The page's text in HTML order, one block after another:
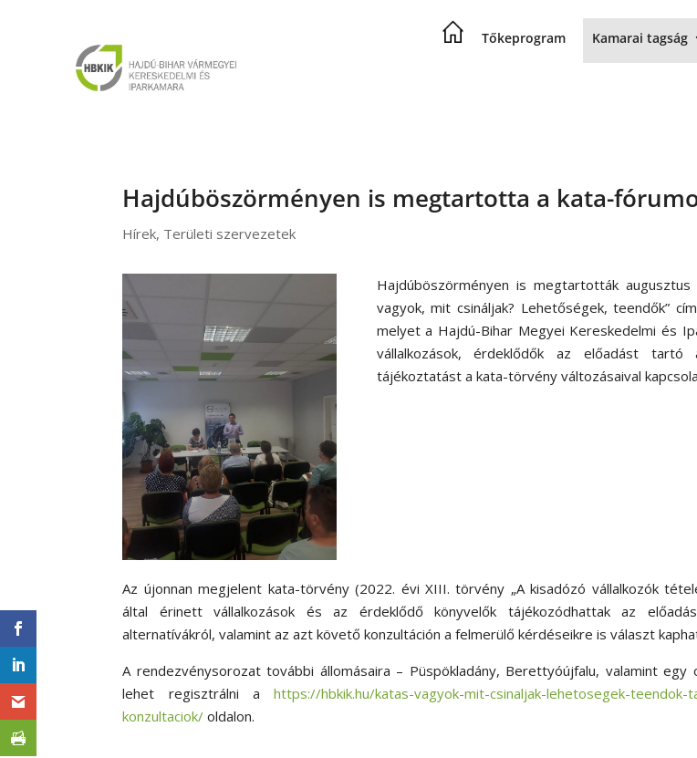
Tőkeprogram Kamarai tagság
Hajdúböszörményen is megtartotta a kata-
Hírek, Területi szervezetek
Hajdúböszörményen is megtartották
vagyok, mit csináljak? Lehetőségek, teendők”
melyet a Hajdú-Bihar Megyei Kereskedelmi és
vállalkozások, érdeklődők az előadást tartó
tájékoztatást a kata-törvény változásaival
Az újonnan megjelent kata-törvény (2022. évi XIII. törvény „A kisadózó vállalkozók
által érinett vállalkozások és az érdeklődő könyvelők tájékozódhattak az
alternatívákról, valamint az azt követő konzultáción a felmerülő kérdéseikre is választ
A rendezvénysorozat további állomásaira – Püspökladány, Berettyóújfalu, valamint egy
lehet regisztrálni ahttps://hbkik.hu/katas-vagyok-mit-csinaljak-lehetosegek-
konzultaciok/ oldalon.